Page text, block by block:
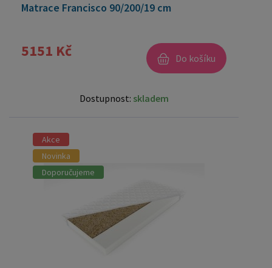
Matrace Francisco 90/200/19 cm
5151 Kč Do košíku
Dostupnost: skladem
Akce
Novinka
Doporučujeme